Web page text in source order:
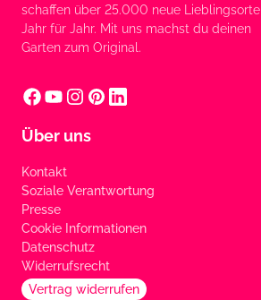
schaffen über 25.000 neue Lieblingsorte
Jahr für Jahr. Mit uns machst du deinen
Garten zum Original.
Über uns
Kontakt
Soziale Verantwortung
Presse
Cookie Informationen
Datenschutz
Widerrufsrecht
Vertrag widerrufen